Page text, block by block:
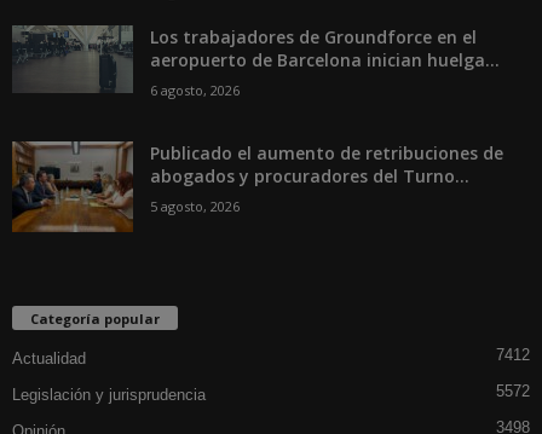
Los trabajadores de Groundforce en el
aeropuerto de Barcelona inician huelga...
6 agosto, 2026
Publicado el aumento de retribuciones de
abogados y procuradores del Turno...
5 agosto, 2026
Categoría popular
Actualidad 7412
Legislación y jurisprudencia 5572
3498